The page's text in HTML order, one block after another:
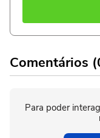
Comentários
Para poder